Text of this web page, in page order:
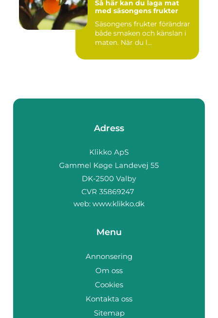
Så här kan du laga mat
med säsongens frukter
Säsongens frukter förändrar
både smaken och känslan i
maten. När du l...
Adress
web: www.klikko.dk
Menu
Annonsering
Om oss
Cookies
Kontakta oss
Sitemap